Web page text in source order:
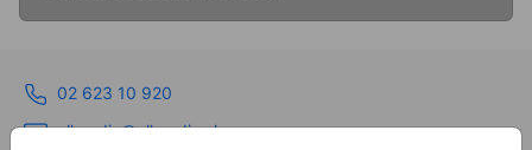
02 623 10 920
allmedia@allmedia.sk